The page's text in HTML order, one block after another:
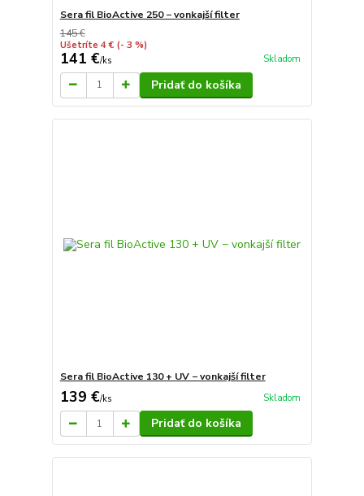
Sera fil BioActive 250 − vonkajší filter
145 €
Ušetríte 4 € (- 3 %)
141 €/ks Skladom
Pridať do košíka
Sera fil BioActive 130 + UV − vonkajší filter
139 €/ks Skladom
Pridať do košíka